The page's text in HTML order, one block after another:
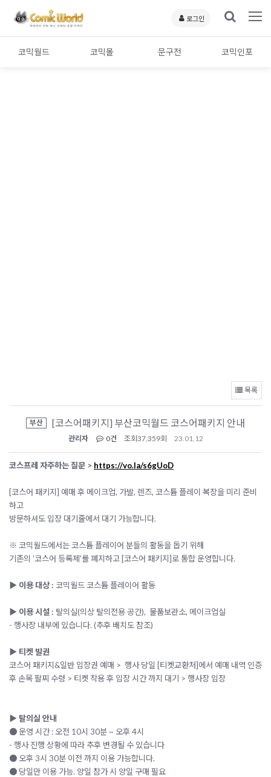
로그인
코믹월드 코믹몰 문구전 코믹인포
목록
부산 [코스어패키지] 부산코믹월드 코스어패키지 안내
관리자 0건 조회 37,359회 23.01.12
코스프레 자주하는 질문 > https://vo.la/s6gUoD
[코스어 패키지] 예매 후 메이크업, 가발, 렌즈, 코스튬 플레이 복장을 미리 준비
하고
방문하셔도 입장 대기줄에서 대기 가능합니다.
※ 코믹월드에서는 코스튬 플레이어 분들의 활동을 돕기 위해
기존의 '코스어 등록제'를 폐지하고 [코스어 패키지]로 통합 운영합니다.
▶ 이용 대상 : 코믹월드 코스튬 플레이어 활동
▶ 이용 시설 : 탈의실(의상 탈의전용 공간), 물품보관소, 메이크업실
- 행사장 내부에 있습니다. (추후 배치도 참조)
▶ 티켓 발권
코스어 패키지&일반 입장권 예매 > 행사 당일 [티켓교환처]에서 예매 내역 인증
후 손목 팔찌 수령 > 티켓 착용 후 입장 시간 까지 대기 > 행사장 입장
▶ 탈의실 안내
● 운영 시간 : 오전 10시 30분 ~ 오후 4시
- 행사 진행 상황에 따라 추후 변경될 수 있습니다
● 오후 3시 30분 이전 까지 이용 가능합니다.
● 당일만 이용 가능. 양일 참가 시 양일 구매 필요